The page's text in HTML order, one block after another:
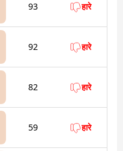
93 हारे
92 हारे
82 हारे
59 हारे